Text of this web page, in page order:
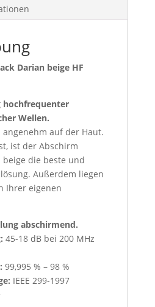
Darian beige HF
hochfrequenter
Wellen.
auf der Haut.
ist der Abschirm
beige die beste und
Außerdem liegen
Ihrer eigenen
abschirmend.
45-18 dB bei 200 MHz
99,995 % – 98 %
IEEE 299-1997